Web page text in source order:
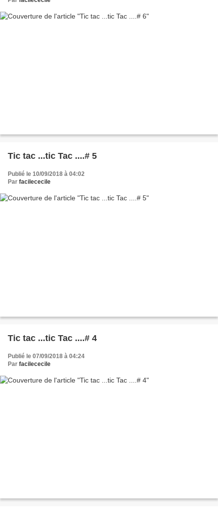
Tic tac ...tic Tac ....# 5
Publié le 10/09/2018 à 04:02
Par facilececile
Tic tac ...tic Tac ....# 4
Publié le 07/09/2018 à 04:24
Par facilececile